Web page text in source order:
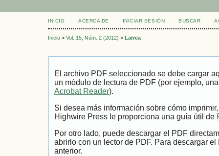
INICIO ACERCA DE INICIAR SESIÓN BUSCAR
Inicio > Vol. 15, Núm. 2 (2012) > Larrea
El archivo PDF seleccionado se debe cargar
un módulo de lectura de PDF (por ejemplo,
Acrobat Reader).
Si desea más información sobre cómo
Highwire Press le proporciona una guía útil de
Por otro lado, puede descargar el PDF
abrirlo con un lector de PDF. Para descargar
anterior.